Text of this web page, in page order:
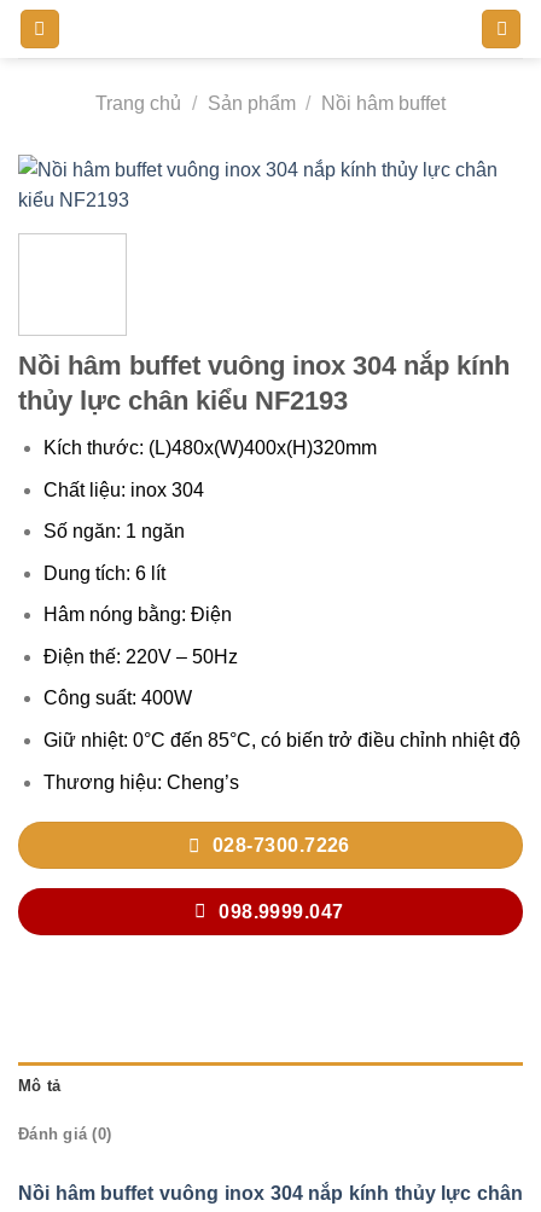
Bỏ
qua
Trang chủ / Sản phẩm / Nồi hâm buffet
Nồi hâm buffet vuông inox 304 nắp kính
thủy lực chân kiểu NF2193
Kích thước: (L)480x(W)400x(H)320mm
Chất liệu: inox 304
Số ngăn: 1 ngăn
Dung tích: 6 lít
Hâm nóng bằng: Điện
Điện thế: 220V – 50Hz
Công suất: 400W
Giữ nhiệt: 0°C đến 85°C, có biến trở điều chỉnh nhiệt độ
Thương hiệu: Cheng’s
028-7300.7226
098.9999.047
Mô tả
Đánh giá (0)
Nồi hâm buffet vuông inox 304 nắp kính thủy lực chân